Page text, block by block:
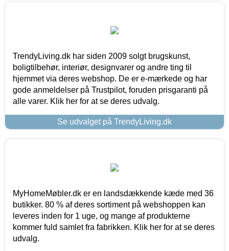
TrendyLiving.dk har siden 2009 solgt brugskunst,
boligtilbehør, interiør, designvarer og andre ting til
hjemmet via deres webshop. De er e-mærkede og har
gode anmeldelser på Trustpilot, foruden prisgaranti på
alle varer. Klik her for at se deres udvalg.
Se udvalget på TrendyLiving.dk
MyHomeMøbler.dk er en landsdækkende kæde med 36
butikker. 80 % af deres sortiment på webshoppen kan
leveres inden for 1 uge, og mange af produkterne
kommer fuld samlet fra fabrikken. Klik her for at se deres
udvalg.